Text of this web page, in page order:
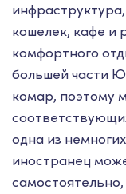
кошелек, кафе и
комфортного
большей части
комар, поэтому
одна из
иностранец